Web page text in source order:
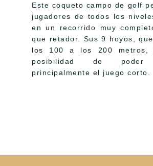
Este coqueto campo de golf
jugadores de todos los
en un recorrido muy
que retador. Sus 9 hoyos,
los 100 a los 200 metros,
posibilidad de poder
principalmente el juego corto.